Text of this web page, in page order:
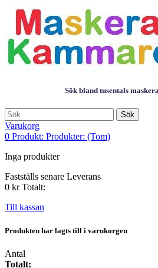
Sök bland tusentals
Sök
Varukorg
0 Produkt: Produkter: (Tom)
Inga produkter
Fastställs senare Leverans
0 kr Totalt:
Till kassan
Produkten har lagts till i varukorgen
Antal
Totalt: